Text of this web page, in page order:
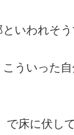
いわれそ
ういった自
床に伏し